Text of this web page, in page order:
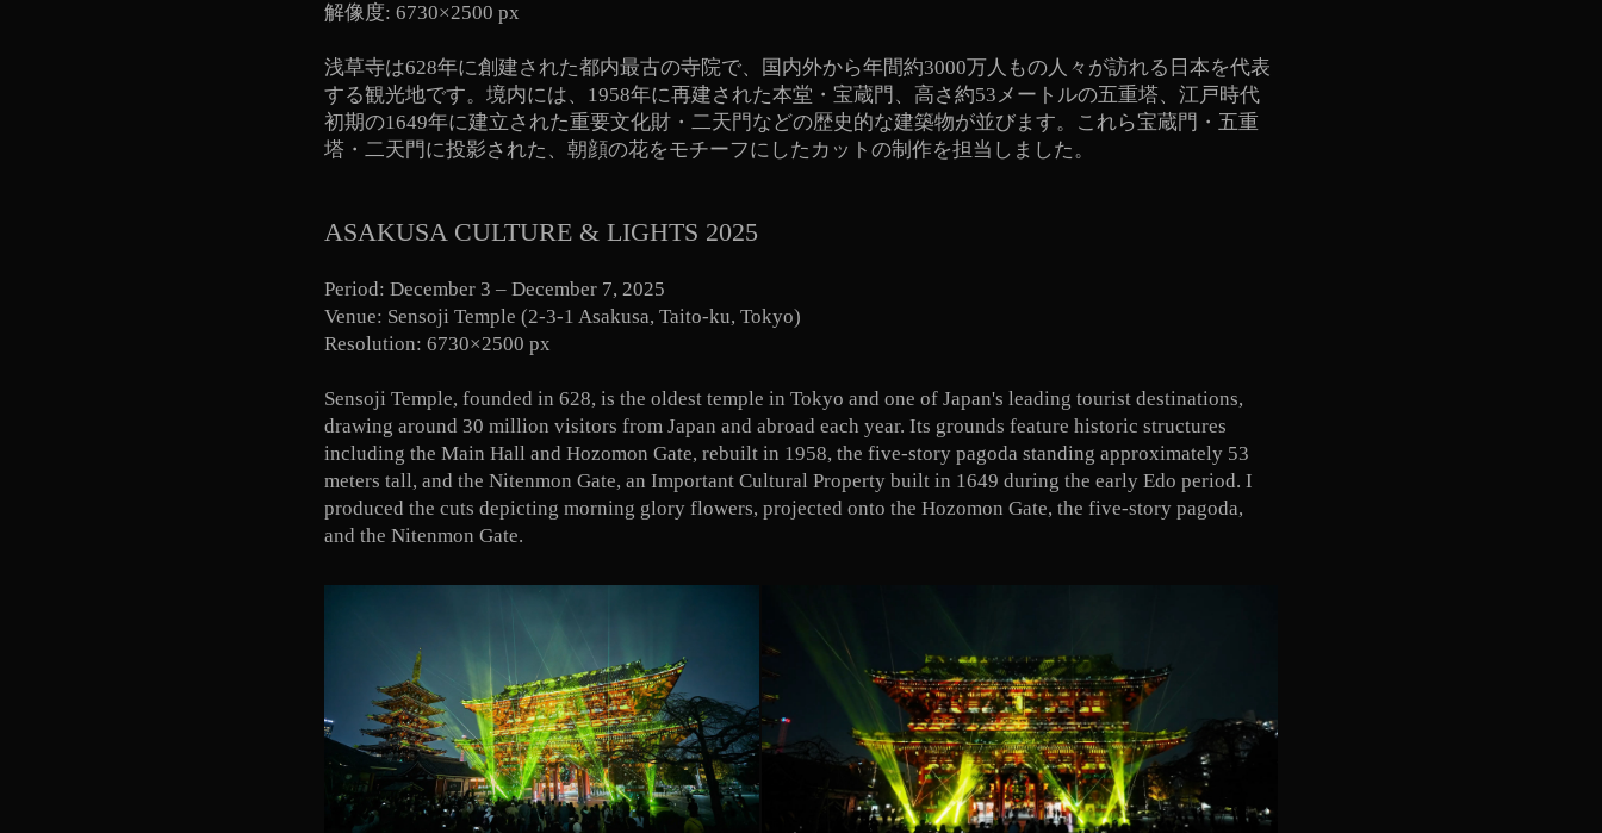
解像度: 6730×2500 px
浅草寺は628年に創建された都内最古の寺院で、国内外から年間約3000万人もの人々が訪れる日本を代表
する観光地です。境内には、1958年に再建された本堂・宝蔵門、高さ約53メートルの五重塔、江戸時代
初期の1649年に建立された重要文化財・二天門などの歴史的な建築物が並びます。これら宝蔵門・五重
塔・二天門に投影された、朝顔の花をモチーフにしたカットの制作を担当しました。
ASAKUSA CULTURE & LIGHTS 2025
Period: December 3 – December 7, 2025
Venue: Sensoji Temple (2-3-1 Asakusa, Taito-ku, Tokyo)
Resolution: 6730×2500 px
Sensoji Temple, founded in 628, is the oldest temple in Tokyo and one of Japan's leading tourist destinations,
drawing around 30 million visitors from Japan and abroad each year. Its grounds feature historic structures
including the Main Hall and Hozomon Gate, rebuilt in 1958, the five-story pagoda standing approximately 53
meters tall, and the Nitenmon Gate, an Important Cultural Property built in 1649 during the early Edo period. I
produced the cuts depicting morning glory flowers, projected onto the Hozomon Gate, the five-story pagoda,
and the Nitenmon Gate.